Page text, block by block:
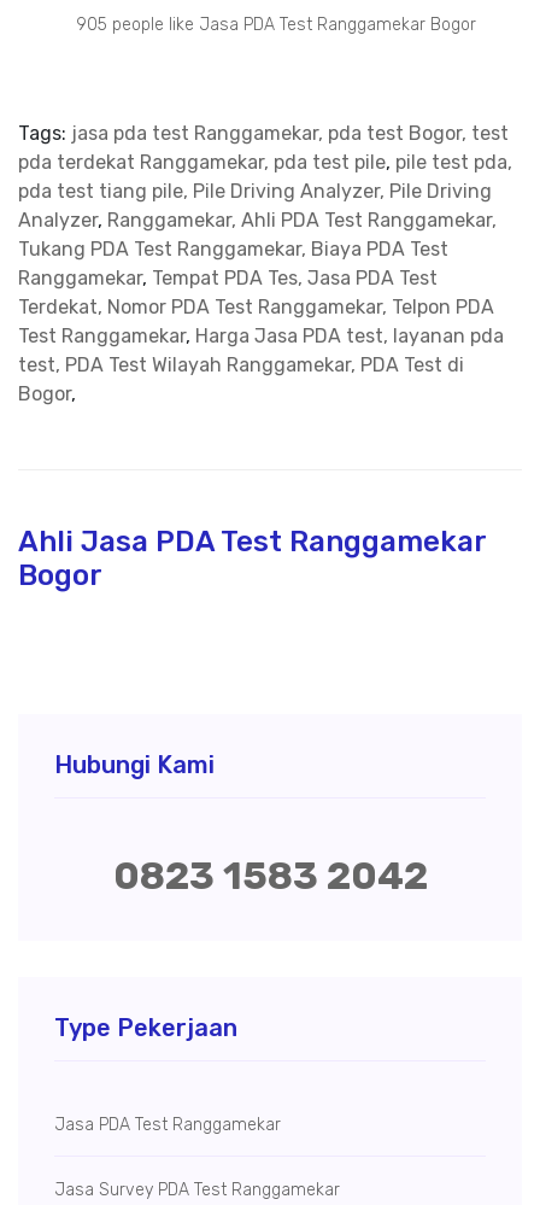
905 people like Jasa PDA Test Ranggamekar Bogor
Tags: jasa pda test Ranggamekar, pda test Bogor, test
pda terdekat Ranggamekar, pda test pile, pile test pda,
pda test tiang pile, Pile Driving Analyzer, Pile Driving
Analyzer, Ranggamekar, Ahli PDA Test Ranggamekar,
Tukang PDA Test Ranggamekar, Biaya PDA Test
Ranggamekar, Tempat PDA Tes, Jasa PDA Test
Terdekat, Nomor PDA Test Ranggamekar, Telpon PDA
Test Ranggamekar, Harga Jasa PDA test, layanan pda
test, PDA Test Wilayah Ranggamekar, PDA Test di
Bogor,
Ahli Jasa PDA Test Ranggamekar
Bogor
Hubungi Kami
0823 1583 2042
Type Pekerjaan
Jasa PDA Test Ranggamekar
Jasa Survey PDA Test Ranggamekar